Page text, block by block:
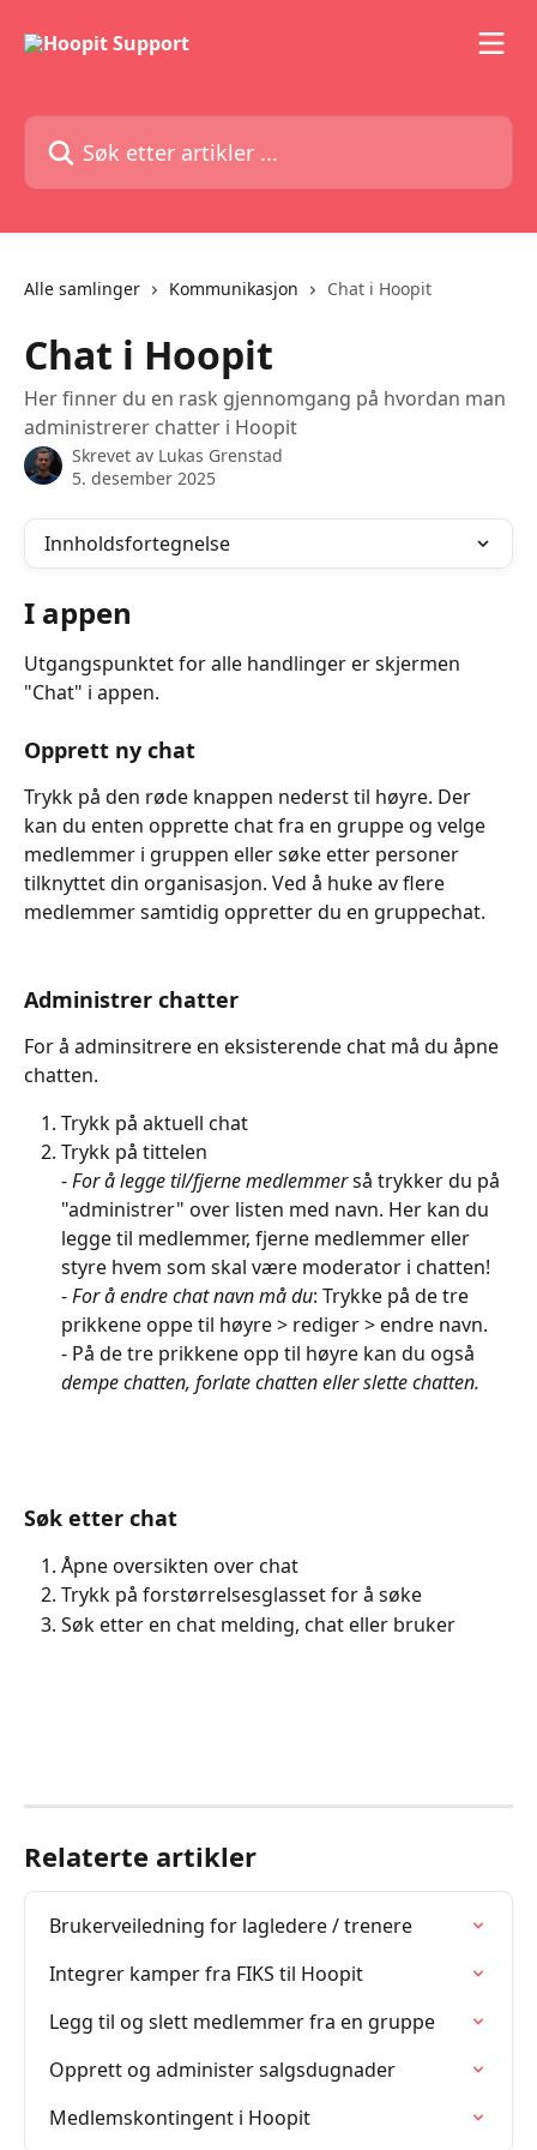
Søk etter artikler ...
Alle samlinger Kommunikasjon Chat i Hoopit
Chat i Hoopit
Her finner du en rask gjennomgang på hvordan man
administrerer chatter i Hoopit
Skrevet av Lukas Grenstad
5. desember 2025
Innholdsfortegnelse
I appen
Utgangspunktet for alle handlinger er skjermen
"Chat" i appen.
Opprett ny chat
Trykk på den røde knappen nederst til høyre. Der
kan du enten opprette chat fra en gruppe og velge
medlemmer i gruppen eller søke etter personer
tilknyttet din organisasjon. Ved å huke av flere
medlemmer samtidig oppretter du en gruppechat.
Administrer chatter
For å adminsitrere en eksisterende chat må du åpne
chatten.
Trykk på aktuell chat
Trykk på tittelen
- For å legge til/fjerne medlemmer så trykker du på
"administrer" over listen med navn. Her kan du
legge til medlemmer, fjerne medlemmer eller
styre hvem som skal være moderator i chatten!
- For å endre chat navn må du: Trykke på de tre
prikkene oppe til høyre > rediger > endre navn.
- På de tre prikkene opp til høyre kan du også
dempe chatten, forlate chatten eller slette chatten.
Søk etter chat
Åpne oversikten over chat
Trykk på forstørrelsesglasset for å søke
Søk etter en chat melding, chat eller bruker
Relaterte artikler
Brukerveiledning for lagledere / trenere
Integrer kamper fra FIKS til Hoopit
Legg til og slett medlemmer fra en gruppe
Opprett og administer salgsdugnader
Medlemskontingent i Hoopit